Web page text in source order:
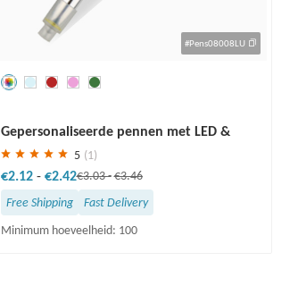
#Pens08008LU
Gepersonaliseerde pennen met LED &
stylus
5 (1)
€2.12 - €2.42€3.03-€3.46
Free Shipping
Fast Delivery
Minimum hoeveelheid: 100